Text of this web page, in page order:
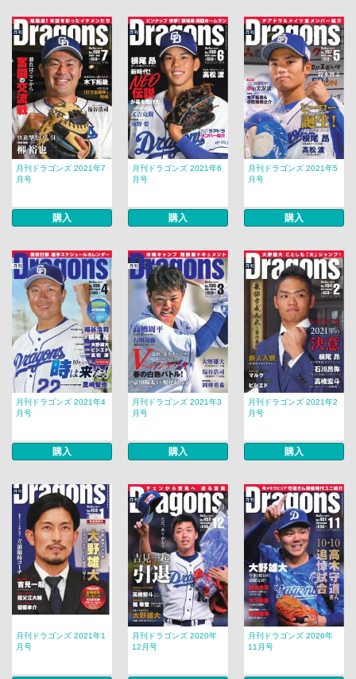
月刊ドラゴンズ 2021年7
月号
購入
月刊ドラゴンズ 2021年6
月号
購入
月刊ドラゴンズ 2021年5
月号
購入
月刊ドラゴンズ 2021年4
月号
購入
月刊ドラゴンズ 2021年3
月号
購入
月刊ドラゴンズ 2021年2
月号
購入
月刊ドラゴンズ 2021年1
月号
月刊ドラゴンズ 2020年
12月号
月刊ドラゴンズ 2020年
11月号